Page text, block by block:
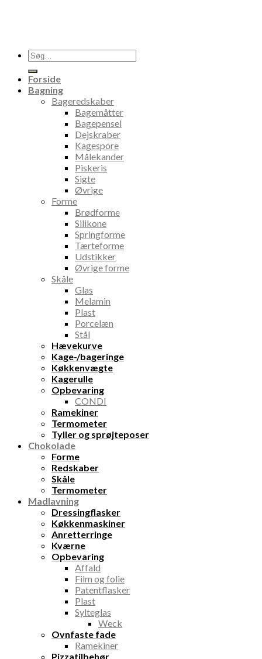
Søg
efter:
Forside
Bagning
Bageredskaber
Bagemåtter
Bagepensel
Dejskraber
Kagespore
Målekander
Piskeris
Sigte
Øvrige
Forme
Brødforme
Silikone
Springforme
Tærteforme
Udstikker
Øvrige forme
Skåle
Glas
Melamin
Plast
Porcelæn
Stål
Hævekurve
Kage-/bageringe
Køkkenvægte
Kagerulle
Opbevaring
CONDI
Ramekiner
Termometer
Tyller og sprøjteposer
Chokolade
Forme
Redskaber
Skåle
Termometer
Madlavning
Dressingflasker
Køkkenmaskiner
Anretterringe
Kværne
Opbevaring
Affald
Film og folie
Patentflasker
Plast
Sylteglas
Weck
Ovnfaste fade
Ramekiner
Pizzatilbehør